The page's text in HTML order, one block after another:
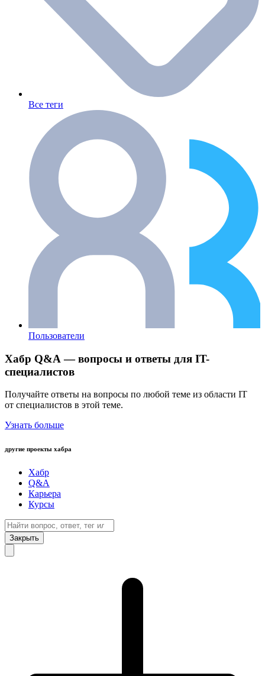
Все теги
Пользователи
Хабр Q&A — вопросы и ответы для IT-
специалистов
Получайте ответы на вопросы по любой теме из области IT
от специалистов в этой теме.
Узнать больше
другие проекты хабра
Хабр
Q&A
Карьера
Курсы
Закрыть